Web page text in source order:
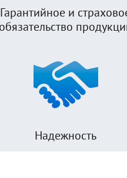
Гарантийное и
обязательство
Надежность